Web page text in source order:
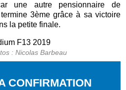
une autre pensionnaire de
3ème grâce à sa victoire
la petite finale.
: Nicolas Barbeau
CONFIRMATION